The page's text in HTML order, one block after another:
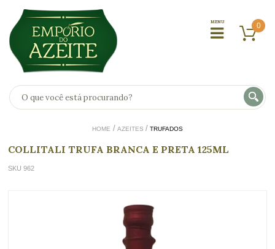
0
HOME AZEITES TRUFADOS
COLLITALI TRUFA BRANCA E PRETA 125ML
SKU 962